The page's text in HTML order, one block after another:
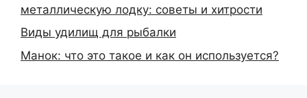
металлическую лодку: советы и хитрости
Виды удилищ для рыбалки
Манок: что это такое и как он используется?